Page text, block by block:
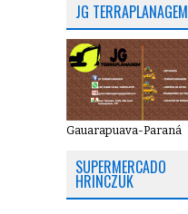
JG TERRAPLANAGEM
Gauarapuava-Paraná
SUPERMERCADO
HRINCZUK